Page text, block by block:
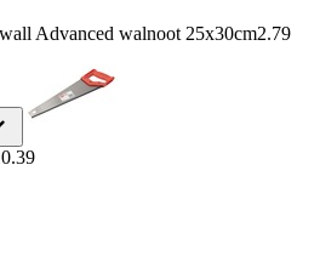
Advanced walnoot 25x30cm2.79